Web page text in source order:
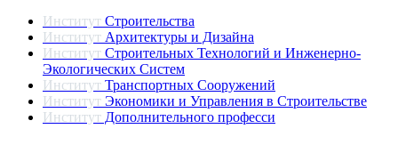
Институт Строительства
Институт Архитектуры и Дизайна
Институт Строительных Технологий и Инженерно-
Экологических Систем
Институт Транспортных Сооружений
Институт Экономики и Управления в Строительстве
Институт Дополнительного професси